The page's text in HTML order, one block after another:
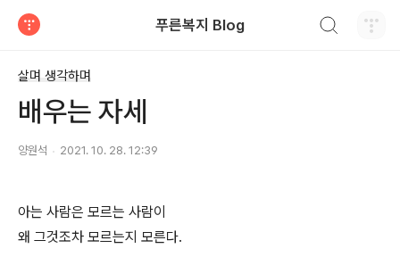
푸른복지 Blog
살며 생각하며
배우는 자세
양원석 2021. 10. 28. 12:39
아는 사람은 모르는 사람이
왜 그것조차 모르는지 모른다.